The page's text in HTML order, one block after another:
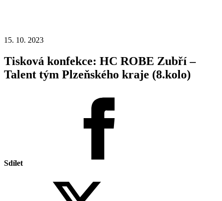
15. 10. 2023
Tisková konfekce: HC ROBE Zubří –
Talent tým Plzeňského kraje (8.kolo)
Sdílet